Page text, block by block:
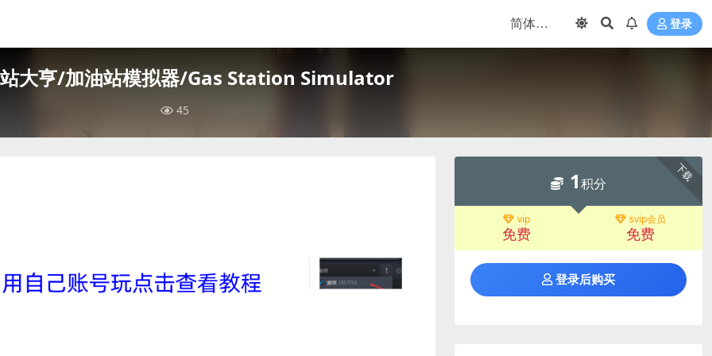
登录
大亨/加油站模拟器/Gas Station Simulator
45
下载
1积分
vip
免费
svip会员
免费
登录后购买